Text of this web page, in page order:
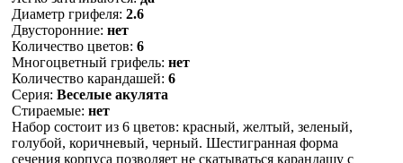
Диаметр грифеля: 2.6
Двусторонние: нет
Количество цветов: 6
Многоцветный грифель: нет
Количество карандашей: 6
Серия: Веселые акулята
Cтираемые: нет
Набор состоит из 6 цветов: красный, желтый, зеленый,
голубой, коричневый, черный. Шестигранная форма
сечения корпуса позволяет не скатываться карандашу с